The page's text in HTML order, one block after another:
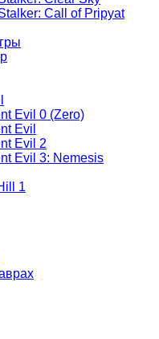
Call of Pripyat
Evil 0 (Zero)
Evil
Evil 2
Evil 3: Nemesis
1